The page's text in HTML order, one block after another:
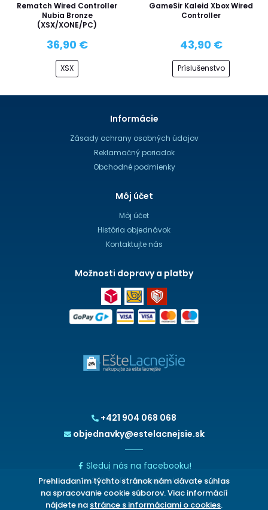
Rematch Wired Controller
Nubia Bronze
(XSX/XONE/PC)
36,90 €
XSX
GameSir Kaleid Xbox Wired
Controller
43,90 €
Príslušenstvo
+421 904 068 068
objednavky@estelacnejsie.sk
Sleduj nás na facebooku!
2026 © EšteLacnejšie.sk
Informácie
Zásady ochrany osobných údajov
Reklamačný poriadok
Obchodné podmienky
Môj účet
Môj účet
História objednávok
Kontaktujte nás
Možnosti dopravy a platby
Prehliadaním týchto stránok nám dávate súhlas
na spracovanie cookie súborov. Viac informácií
nájdete na stránce s informáciami o cookies.